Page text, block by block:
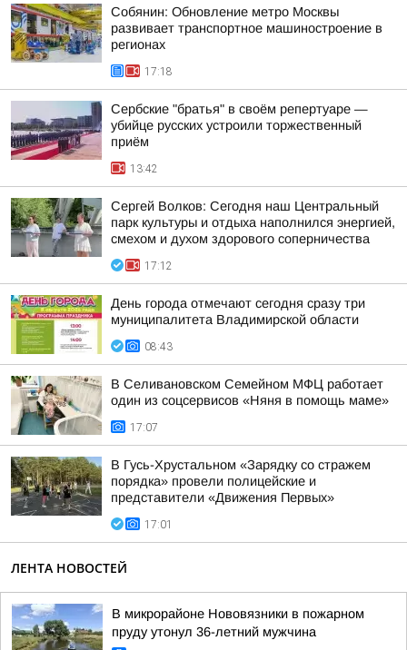
Собянин: Обновление метро Москвы
развивает транспортное машиностроение в
регионах
17:18
Сербские "братья" в своём репертуаре —
убийце русских устроили торжественный
приём
13:42
Сергей Волков: Сегодня наш Центральный
парк культуры и отдыха наполнился энергией,
смехом и духом здорового соперничества
17:12
День города отмечают сегодня сразу три
муниципалитета Владимирской области
08:43
В Селивановском Семейном МФЦ работает
один из соцсервисов «Няня в помощь маме»
17:07
В Гусь-Хрустальном «Зарядку со стражем
порядка» провели полицейские и
представители «Движения Первых»
17:01
ЛЕНТА НОВОСТЕЙ
В микрорайоне Нововязники в пожарном
пруду утонул 36-летний мужчина